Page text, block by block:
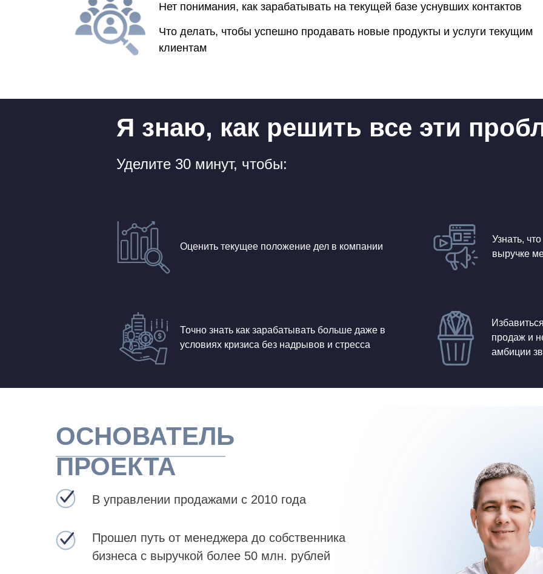
Нет понимания, как зарабатывать на текущей базе уснувших контактов
Что делать, чтобы успешно продавать новые продукты и услуги текущим
клиентам
Я знаю, как решить все эти
Уделите 30 минут, чтобы:
Оценить текущее положение дел в компании
Точно знать как зарабатывать больше даже в
условиях кризиса без надрывов и стресса
Узнать,
выручке
продаж и
амбиции
В управлении продажами с 2010 года
Прошел путь от менеджера до собственника
бизнеса с выручкой более 50 млн. рублей
ОСНОВАТЕЛЬ
ПРОЕКТА